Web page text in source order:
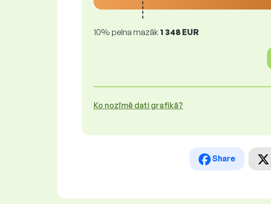
10% pelna mazāk 1 348 EUR
Ko nozīmē dati grafikā?
Share